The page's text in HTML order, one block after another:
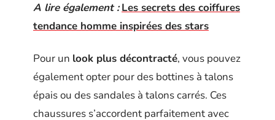
A lire également : Les secrets des coiffures
tendance homme inspirées des stars
Pour un look plus décontracté, vous pouvez
également opter pour des bottines à talons
épais ou des sandales à talons carrés. Ces
chaussures s’accordent parfaitement avec